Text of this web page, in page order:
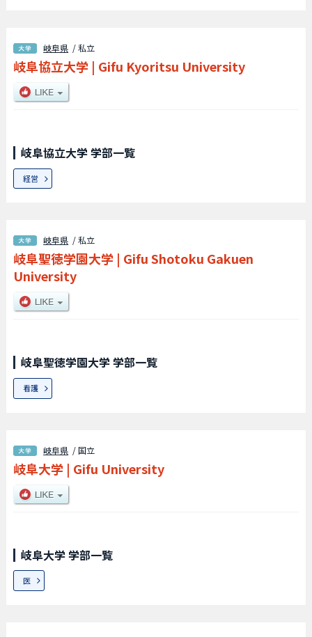
岐阜県 / 私立
岐阜協立大学 | Gifu Kyoritsu University
岐阜協立大学 学部一覧
経営
岐阜県 / 私立
岐阜聖徳学園大学 | Gifu Shotoku Gakuen
University
岐阜聖徳学園大学 学部一覧
看護
岐阜県 / 国立
岐阜大学 | Gifu University
岐阜大学 学部一覧
医